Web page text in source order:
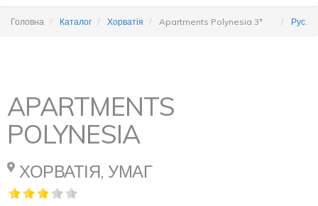
Головна Каталог Хорватія Apartments Polynesia 3* Рус.
APARTMENTS
POLYNESIA
ХОРВАТІЯ, УМАГ